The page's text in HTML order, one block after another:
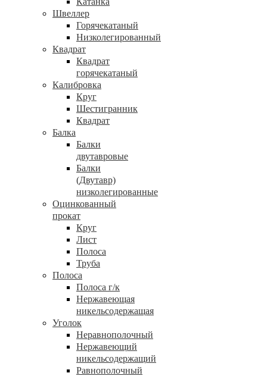
Швеллер
Горячекатаный
Низколегированный
Квадрат
Квадрат
горячекатаный
Калибровка
Круг
Шестигранник
Квадрат
Балка
Балки
двутавровые
Балки
(Двутавр)
низколегированные
Оцинкованный
прокат
Круг
Лист
Полоса
Труба
Полоса
Полоса г/к
Нержавеющая
никельсодержащая
Уголок
Неравнополочный
Нержавеющий
никельсодержащий
Равнополочный